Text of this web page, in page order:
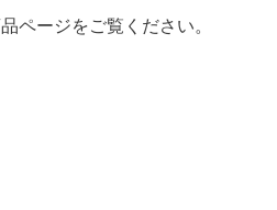
ページをご覧ください。